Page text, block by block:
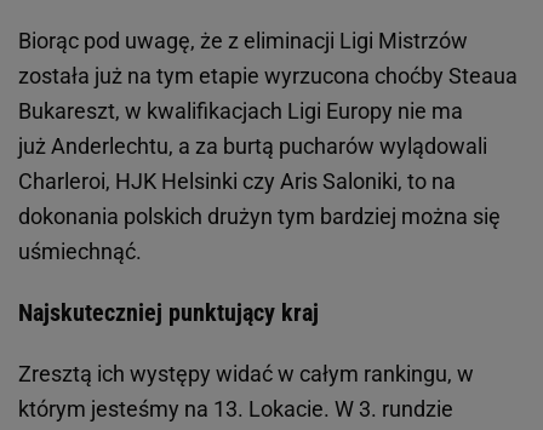
Biorąc pod uwagę, że z eliminacji Ligi Mistrzów
została już na tym etapie wyrzucona choćby Steaua
Bukareszt, w kwalifikacjach Ligi Europy nie ma
już Anderlechtu, a za burtą pucharów wylądowali
Charleroi, HJK Helsinki czy Aris Saloniki, to na
dokonania polskich drużyn tym bardziej można się
uśmiechnąć.
Najskuteczniej punktujący kraj
Zresztą ich występy widać w całym rankingu, w
którym jesteśmy na 13. Lokacie. W 3. rundzie